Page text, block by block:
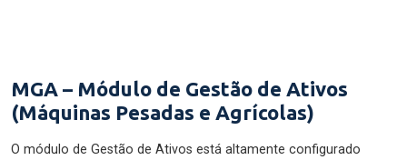
MGA – Módulo de Gestão de Ativos
(Máquinas Pesadas e Agrícolas)
O módulo de Gestão de Ativos está altamente configurado